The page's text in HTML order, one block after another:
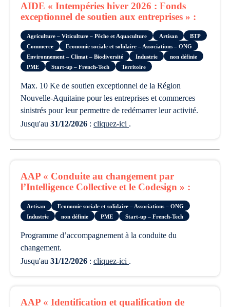
AIDE « Intempéries hiver 2026 : Fonds
exceptionnel de soutien aux entreprises » :
Agriculture – Viticulture – Pêche et Aquaculture Artisan
BTP
Commerce
Economie sociale et solidaire – Associations – ONG
Environnement – Climat – Biodiversité
Industrie
non définie
PME
Start-up – French-Tech Territoire
max. 10 Ke de soutien exceptionnel de la Région
Nouvelle-Aquitaine pour les entreprises et commerces
sinistrés pour leur permettre de redémarrer leur activité.
Jusqu'au 31/12/2026 : cliquez-ici .
AAP « Conduite au changement par
l’Intelligence Collective et le Codesign » :
Artisan
Economie sociale et solidaire – Associations – ONG
Industrie
non définie PME Start-up – French-Tech
programme d’accompagnement à la conduite du
changement.
Jusqu'au 31/12/2026 : cliquez-ici .
AAP « Identification et qualification de